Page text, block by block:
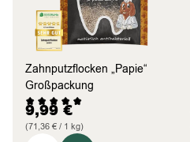
Zahnputzflocken „Papie“
Großpackung
9,99€
(71,36 € / 1 kg)